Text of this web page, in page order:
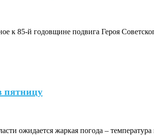
85-й годовщине подвига Героя
пятницу
ожидается жаркая погода –